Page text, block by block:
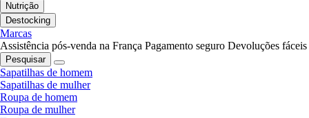
Nutrição
Destocking
Marcas
Assistência pós-venda na França Pagamento seguro Devoluções fáceis
Pesquisar
Sapatilhas de homem
Sapatilhas de mulher
Roupa de homem
Roupa de mulher